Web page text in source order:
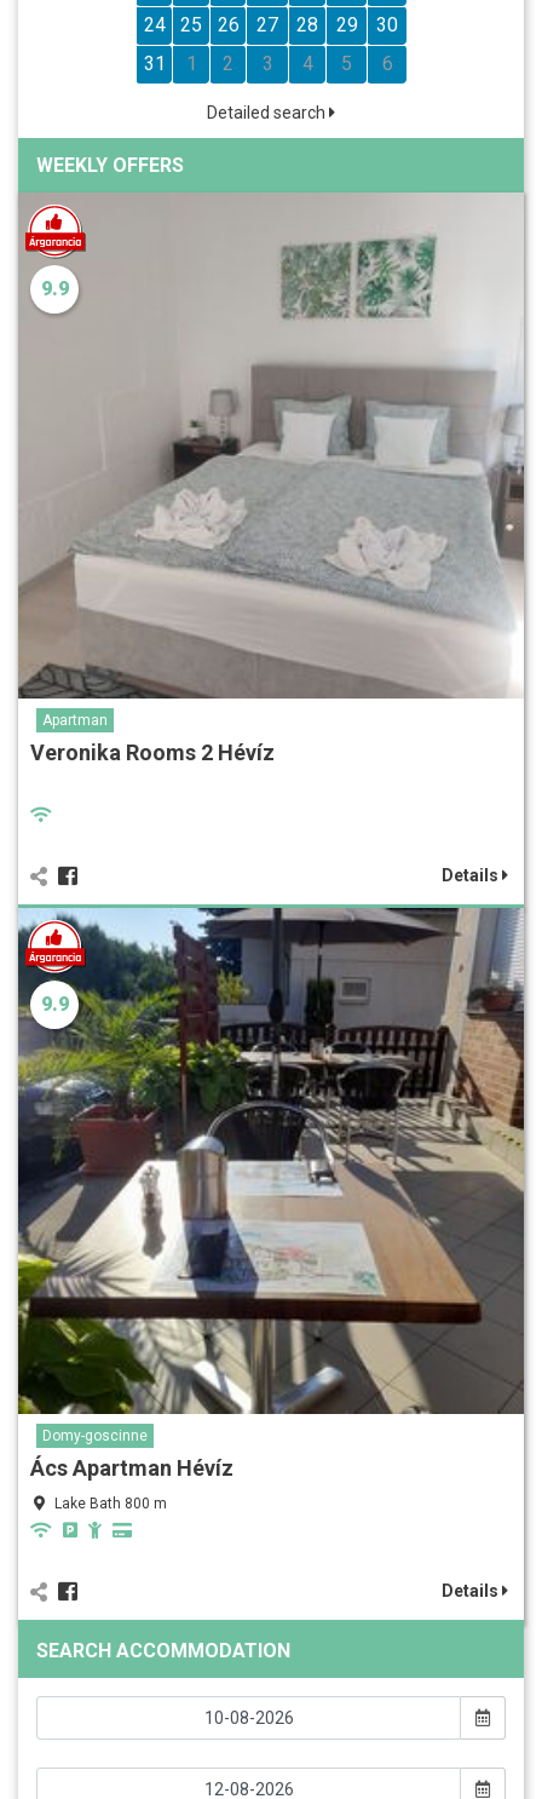
24 25 26 27 28 29
30
31
1 2 3 4 5 6
Detailed search
WEEKLY OFFERS
9.9
Apartman
Veronika Rooms 2 Hévíz
Details
9.9
Domy-goscinne
Ács Apartman Hévíz
Lake Bath 800 m
Details
SEARCH ACCOMMODATION